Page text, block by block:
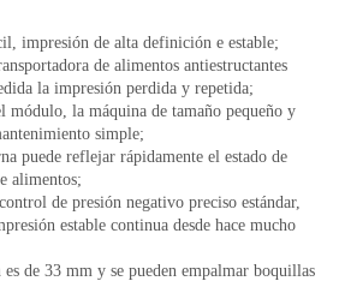
impresión de alta definición e estable;
de alimentos antiestructantes
la impresión perdida y repetida;
módulo, la máquina de tamaño pequeño y
simple;
puede reflejar rápidamente el estado de
alimentos;
de presión negativo preciso estándar,
estable continua desde hace mucho
de 33 mm y se pueden empalmar boquillas